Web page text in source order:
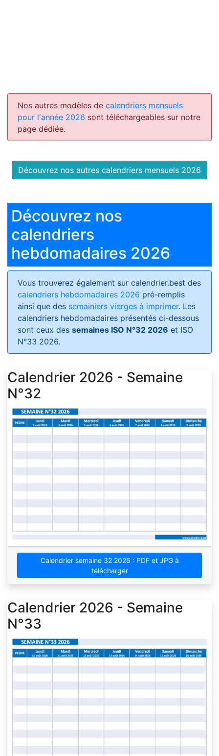
Nos autres modèles de calendriers mensuels
pour l'année 2026 sont téléchargeables sur notre
page dédiée.
Découvrez nos autres calendriers mensuels 2026
Découvrez nos
calendriers
hebdomadaires 2026
Vous trouverez également sur calendrier.best des
calendriers hebdomadaires 2026 pré-remplis
ainsi que des semainiers vierges à imprimer. Les
calendriers hebdomadaires présentés ci-dessous
sont ceux des semaines ISO N°32 2026 et ISO
N°33 2026.
Calendrier 2026 - Semaine
N°32
Calendrier semaine 32 2026 : PDF et JPG à
télécharger
Calendrier 2026 - Semaine
N°33